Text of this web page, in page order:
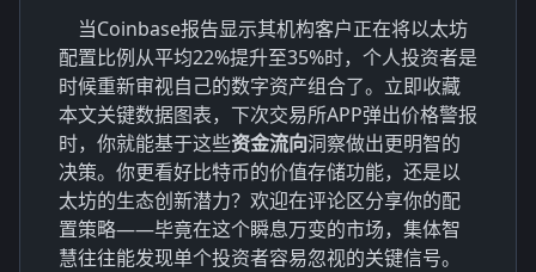
当Coinbase报告显示其机构客户正在将以太坊
配置比例从平均22%提升至35%时，个人投资者是
时候重新审视自己的数字资产组合了。立即收藏
本文关键数据图表，下次交易所APP弹出价格警报
时，你就能基于这些资金流向洞察做出更明智的
决策。你更看好比特币的价值存储功能，还是以
太坊的生态创新潜力？欢迎在评论区分享你的配
置策略——毕竟在这个瞬息万变的市场，集体智
慧往往能发现单个投资者容易忽视的关键信号。